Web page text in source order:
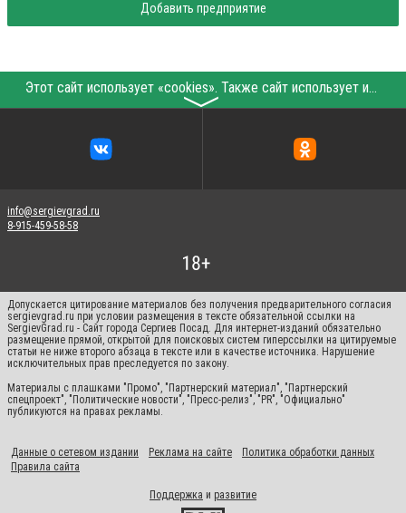
Добавить предприятие
Этот сайт использует «cookies». Также сайт использует интернет-сервис для сбора технических данных касательно посетителей с целью получения маркетинговой и статистической информации. Условия обработки данных посетителей сайта см.
〉
info@sergievgrad.ru
8-915-459-58-58
Допускается цитирование материалов без получения предварительного согласия
sergievgrad.ru при условии размещения в тексте обязательной ссылки на
SergievGrad.ru - Сайт города Сергиев Посад. Для интернет-изданий обязательно
размещение прямой, открытой для поисковых систем гиперссылки на цитируемые
статьи не ниже второго абзаца в тексте или в качестве источника. Нарушение
исключительных прав преследуется по закону.
Материалы с плашками "Промо", "Партнерский материал", "Партнерский
спецпроект", "Политические новости", "Пресс-релиз", "PR", "Официально"
публикуются на правах рекламы.
Данные о сетевом издании Реклама на сайте
Политика обработки данных
Правила сайта
Поддержка и развитие